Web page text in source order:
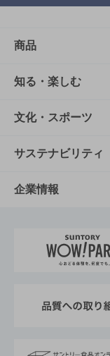
商品
商品TOP
商品一覧
商品発売情報
栄養成分一覧
知る・楽しむ
知る・楽しむ
キャンペーン
工場見学
地域情報
文化・スポーツ
文化・スポーツ
サントリーホー
サントリーサン
サステナビリティ
サステナビリテ
サントリーが
企業情報
企業概要